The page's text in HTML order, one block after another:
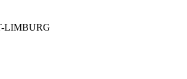
LIMBURG